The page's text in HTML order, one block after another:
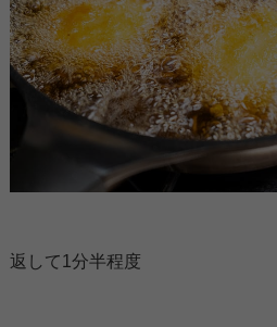
返して1分半程度